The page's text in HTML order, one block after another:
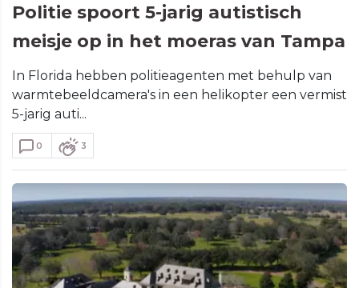
Politie spoort 5-jarig autistisch
meisje op in het moeras van Tampa
In Florida hebben politieagenten met behulp van
warmtebeeldcamera's in een helikopter een vermist
5-jarig auti...
0 3